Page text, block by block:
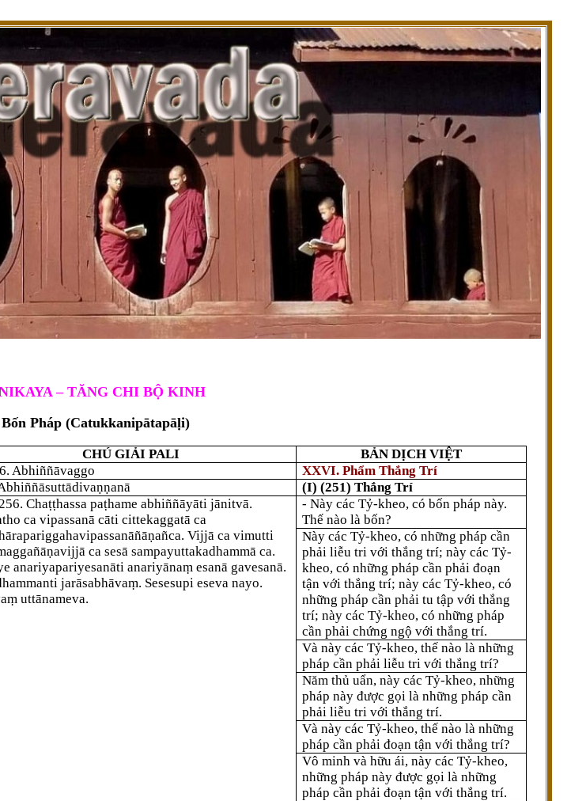
– TĂNG CHI BỘ KINH
Pháp (Catukkanipātapāḷi)
CHÚ GIẢI PALI
BẢN DỊCH VIỆT
Abhiññāvaggo
XXVI. Phẩm Thắng Trí
(I) (251) Thắng Trí
. Chaṭṭhassa paṭhame abhiññāyāti jānitvā.
ca vipassanā cāti cittekaggatā ca
Vijjā ca vimutti
ca sesā sampayuttakadhammā ca.
anariyapariyesanāti anariyānaṃ esanā gavesanā.
nti jarāsabhāvaṃ. Sesesupi eseva nayo.
uttānameva.
- Này các Tỷ-kheo, có bốn pháp này.
Thế nào là bốn?
Này các Tỷ-kheo, có những pháp cần
phải liễu tri với thắng trí; này các Tỷ-
kheo, có những pháp cần phải đoạn
tận với thắng trí; này các Tỷ-kheo, có
những pháp cần phải tu tập với thắng
trí; này các Tỷ-kheo, có những pháp
cần phải chứng ngộ với thắng trí.
Và này các Tỷ-kheo, thế nào là những
pháp cần phải liễu tri với thắng trí?
Năm thủ uẩn, này các Tỷ-kheo, những
pháp này được gọi là những pháp cần
phải liễu tri với thắng trí.
Và này các Tỷ-kheo, thế nào là những
pháp cần phải đoạn tận với thắng trí?
Vô minh và hữu ái, này các Tỷ-kheo,
những pháp này được gọi là những
pháp cần phải đoạn tận với thắng trí.